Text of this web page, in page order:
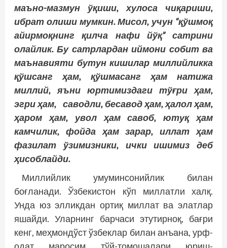
маъно-мазмун ўқиши, хулоса чиқариши,
ибрат олиши мумкин. Мисол, учун “қўшмоқ
айирмоқнинг қилча нафи йўқ” сатрини
олайлик. Бу сатрлардан иймони собит ва
маънавияти бутун кишилар миллийликка
қўшсанг ҳам, қўшмасанг ҳам натижа
миллий, яъни юртимиздаги тўғри ҳам,
эгри ҳам, саводли, бесавод ҳам, ҳалол ҳам,
ҳаром ҳам, увол ҳам савоб, ютуқ ҳам
камчилик, фойда ҳам зарар, иллат ҳам
фазилат ўзимизники, ички ишимиз деб
ҳисоблайди.
Миллийлик умуминсонийлик билан
боғланади. Ўзбекистон кўп миллатли халқ.
Унда юз элликдан ортиқ миллат ва элатлар
яшайди. Уларнинг барчаси этутирноқ, бағри
кенг, меҳмондўст ўзбеклар билан анъана, урф-